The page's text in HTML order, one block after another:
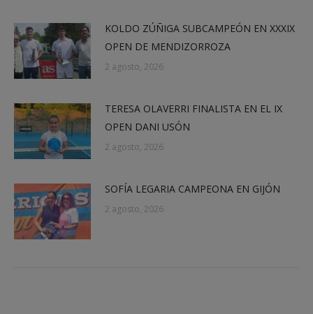
KOLDO ZÚÑIGA SUBCAMPEÓN EN XXXIX
OPEN DE MENDIZORROZA
2 agosto, 2026
TERESA OLAVERRI FINALISTA EN EL IX
OPEN DANI USÓN
2 agosto, 2026
SOFÍA LEGARIA CAMPEONA EN GIJÓN
2 agosto, 2026